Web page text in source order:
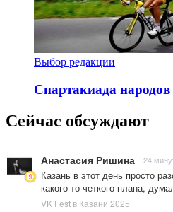
Выбор редакции
Спартакиада народов
Сейчас обсуждают
Анастасия Ришина 24
Казань в этот день просто
какого то четкого плана,
VK Fest в Казани 2025